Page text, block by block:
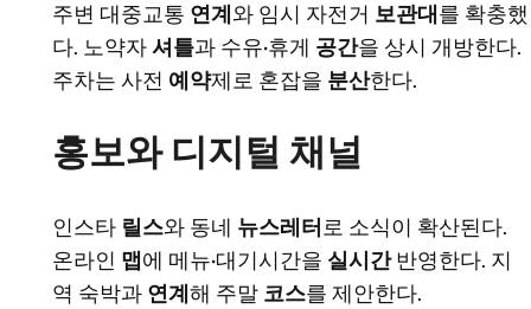
주변 대중교통 연계 와 임시 자전거 보관대 를 확충했
다. 노약자셔틀과 수유·휴게 공간을 상시 개방한다.
주차는 사전 예약제로 혼잡을 분산한다.
홍보와 디지털 채널
인스타 릴스와 동네 뉴스레터 로 소식이 확산된다.
온라인 맵 에 메뉴·대기시간을 실시간반영한다. 지
역 숙박과 연계 해 주말 코스를 제안한다.